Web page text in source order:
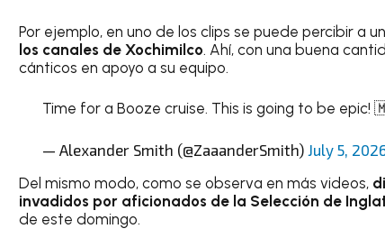
Por ejemplo, en uno de los clips se puede percibir a un
los canales de Xochimilco. Ahí, con una buena
cánticos en apoyo a su equipo.
Time for a Booze cruise. This is going to be epic!
— Alexander Smith (@ZaaanderSmith) July 5,
Del mismo modo, como se observa en más videos,
invadidos por aficionados de la Selección de
de este domingo.